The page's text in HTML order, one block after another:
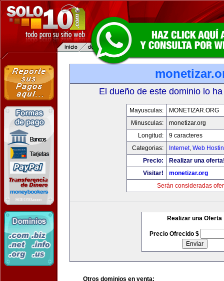
El dueño de este dominio lo
Mayusculas:
MONETIZAR.ORG
Minusculas:
monetizar.org
Longitud:
9 caracteres
Categorias:
Internet, Web
Precio:
Realizar una
Visitar!
monetizar.org
Serán consideradas
Realizar una Oferta
Precio Ofrecido $
Otros dominios en venta: